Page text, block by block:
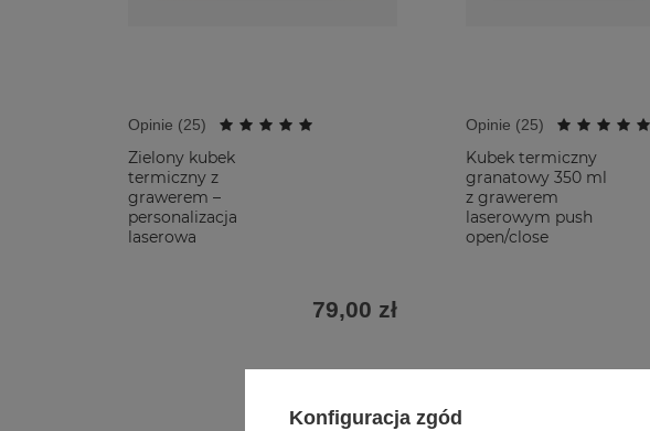
Opinie (25)
Zielony kubek
termiczny z
grawerem –
personalizacja
laserowa
79,00 zł
Opinie (25)
Kubek termiczny
granatowy 350 ml
z grawerem
laserowym push
open/close
Konfiguracja zgód